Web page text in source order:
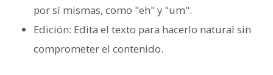
por sí mismas, como "eh" y "um".
Edición: Edita el texto para hacerlo natural sin
comprometer el contenido.